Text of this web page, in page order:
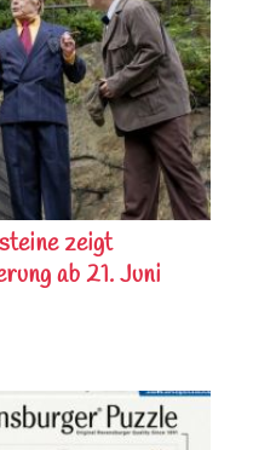
zeigt
ab 21. Juni